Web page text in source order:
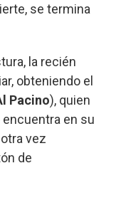
se termina
la recién
obteniendo el
Pacino), quien
en su
vez
de